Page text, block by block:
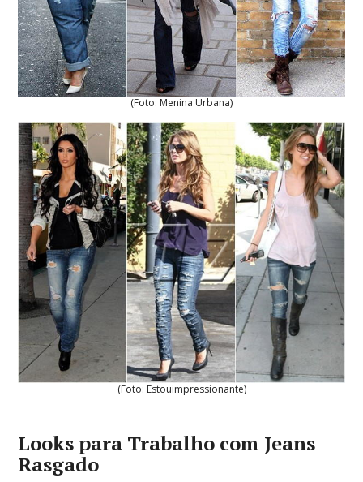
(Foto: Menina Urbana)
(Foto: Estouimpressionante)
Looks para Trabalho com Jeans
Rasgado